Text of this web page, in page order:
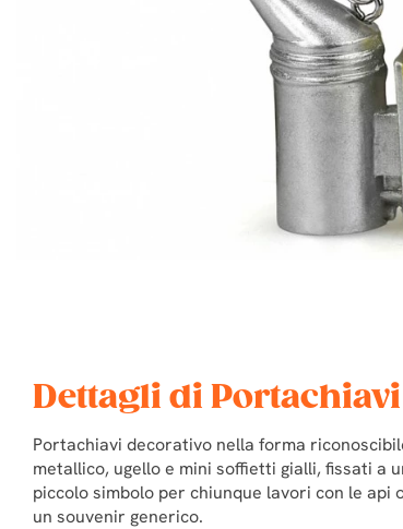
Dettagli di
Portachiavi decorativo nella forma
metallico, ugello e mini soffietti gialli, fissati a
piccolo simbolo per chiunque lavori con le
un souvenir generico.